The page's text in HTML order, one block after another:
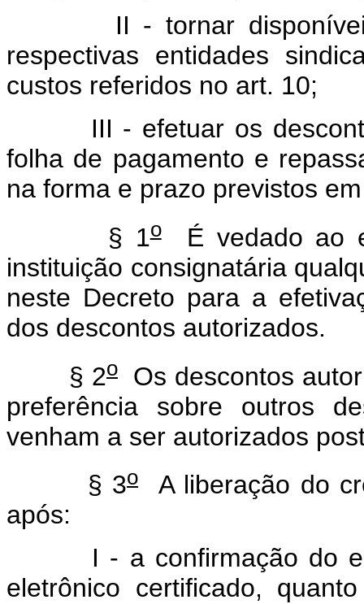
II - tornar disponíveis
respectivas entidades
custos referidos no art. 10;
III - efetuar os
folha de pagamento e
na forma e prazo previstos
§ 1oÉ vedado ao
instituição consignatária
neste Decreto para a
dos descontos autorizados.
§ 2o Os descontos
preferência sobre outros
venham a ser autorizados
§ 3o A liberação do
após:
I - a confirmação do
eletrônico certificado,